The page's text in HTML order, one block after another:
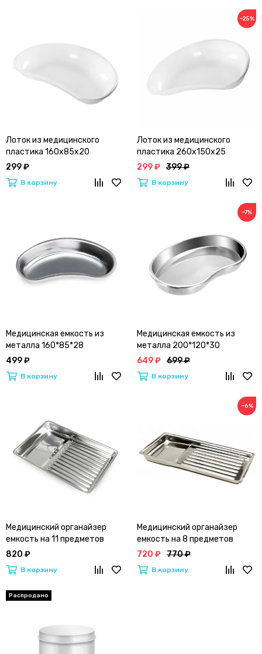
Лоток из медицинского
пластика 160х85х20
299 ₽
В корзину
−25%
Лоток из медицинского
пластика 260х150х25
299 ₽ 399 ₽
В корзину
Медицинская емкость из
металла 160*85*28
499 ₽
В корзину
−7%
Медицинская емкость из
металла 200*120*30
649 ₽ 699 ₽
В корзину
Медицинский органайзер
емкость на 11 предметов
(медсталь)
820 ₽
В корзину
−6%
Медицинский органайзер
емкость на 8 предметов
(медсталь)
720 ₽ 770 ₽
В корзину